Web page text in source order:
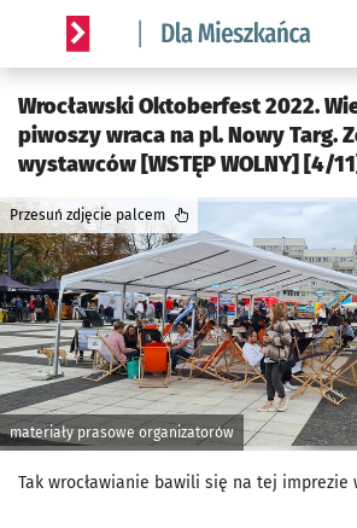
Serwis informacyjny wroclaw.pl
Wrocławski Oktoberfest 2022.
piwoszy wraca na pl. Nowy Targ.
wystawców [WSTĘP WOLNY] [4/
materiały prasowe organizatorów
Przesuń zdjęcie palcem
Tak wrocławianie bawili się na tej imprezie